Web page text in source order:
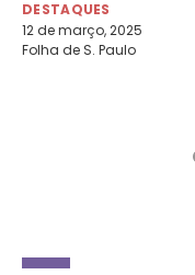
DESTAQUES
12 de março, 2025
Folha de S. Paulo